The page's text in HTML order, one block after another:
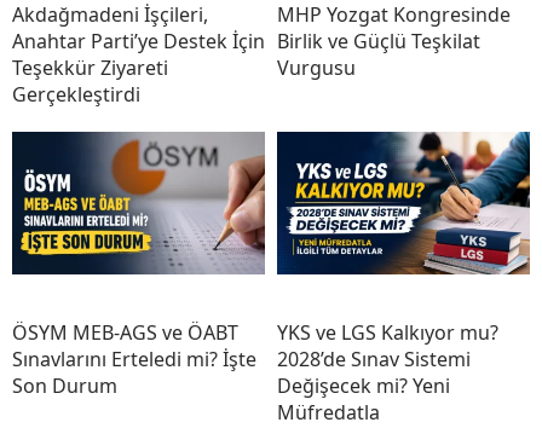
Akdağmadeni İşçileri,
Anahtar Parti’ye Destek İçin
Teşekkür Ziyareti
Gerçekleştirdi
MHP Yozgat Kongresinde
Birlik ve Güçlü Teşkilat
Vurgusu
ÖSYM MEB-AGS ve ÖABT
Sınavlarını Erteledi mi? İşte
Son Durum
YKS ve LGS Kalkıyor mu?
2028’de Sınav Sistemi
Değişecek mi? Yeni
Müfredatla